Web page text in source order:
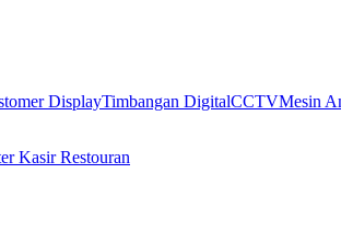
DisplayTimbangan DigitalCCTVMesin
Kasir Restouran